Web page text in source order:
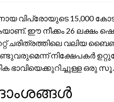
വിപ്രോയുടെ 15,000
ഈ നീക്കം 26 ലക്ഷം
ചരിത്രത്തിലെ വലിയ
നിക്ഷേപകർ
ഭാവിയെക്കുറിച്ചുള്ള ഒരു